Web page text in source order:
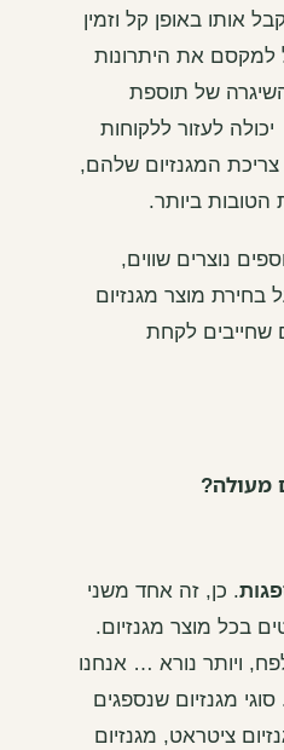
אותו באופן קל וזמין
למקסם את היתרונות
של תוספת
לעזור ללקוחות
המגנזיום שלהם,
הטובות ביותר.
נוצרים שווים,
בחירת מוצר מגנזיום
שחייבים לקחת
מעולה?
. כן, זה אחד משני
בכל מוצר מגנזיום.
ויותר נורא … אנחנו
מגנזיום שנספגים
ציטראט, מגנזיום